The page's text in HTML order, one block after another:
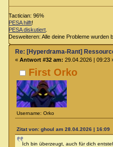
Tactician: 96%
PESA hilft!
PESA diskutiert
Desweiteren: Alle deine Probleme wurden
First Orko
Username: Orko
Re: [Hyperdrama-Rant]
« Antwort #32 am: 29.04.2026 | 09:23
Zitat von: ghoul am 28.04.2026 | 16:09
Ich bin überzeugt, auch für dich